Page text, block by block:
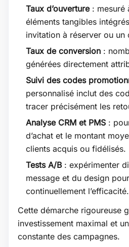
Taux d’ouverture: mesuré
éléments tangibles
invitation à réserver ou un
Taux de conversion :
générées directement
Suivi des codes
personnalisé inclut des
tracer précisément les
Analyse CRM et PMS :
d’achat et le montant
clients acquis ou fidélisés.
Tests A/B: expérimenter
message et du design
continuellement l’efficacité.
Cette démarche rigoureuse
investissement maximal et
constante des campagnes.